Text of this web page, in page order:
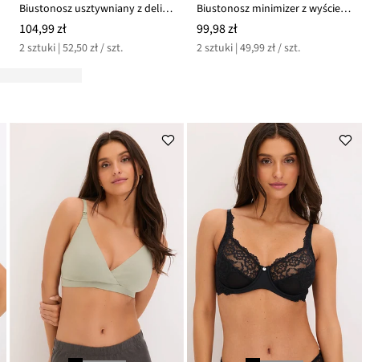
Biustonosz usztywniany z delikatnym haftem (2 szt.)
104,99 zł
2 sztuki | 52,50 zł / szt.
Biustonosz minimizer z wyściełanymi ramiączkami (2 szt.)
99,98 zł
2 sztuki | 49,99 zł / szt.